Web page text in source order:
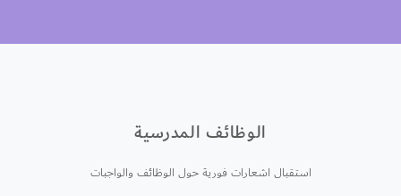
الوظائف المدرسية
استقبال اشعارات فورية حول الوظائف والواجبات